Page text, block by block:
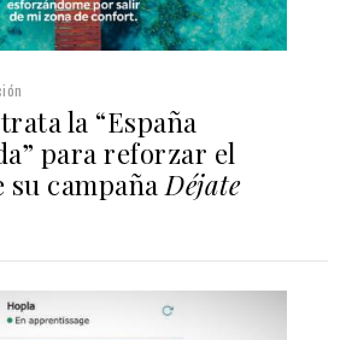
la “España
para reforzar el
su campañaDéjate